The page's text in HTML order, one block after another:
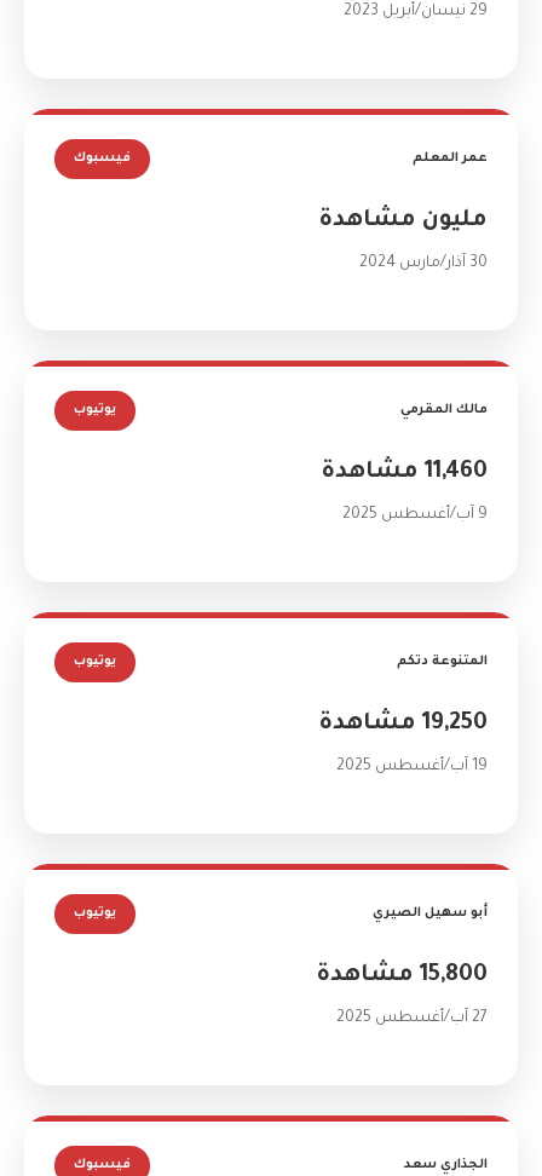
29 نيسان/أبريل 2023
عمر المعلم فيسبوك
مليون مشاهدة
30 آذار/مارس 2024
مالك المقرمي يوتيوب
11,460 مشاهدة
9 آب/أغسطس 2025
المتنوعة دتكم يوتيوب
19,250 مشاهدة
19 آب/أغسطس 2025
أبو سهيل الصيري يوتيوب
15,800 مشاهدة
27 آب/أغسطس 2025
الجذاري سعد فيسبوك